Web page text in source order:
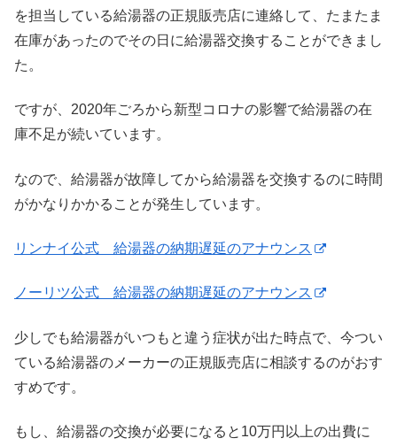
を担当している給湯器の正規販売店に連絡して、たまたま
在庫があったのでその日に給湯器交換することができまし
た。
ですが、2020年ごろから新型コロナの影響で給湯器の在
庫不足が続いています。
なので、給湯器が故障してから給湯器を交換するのに時間
がかなりかかることが発生しています。
リンナイ公式 給湯器の納期遅延のアナウンス
ノーリツ公式 給湯器の納期遅延のアナウンス
少しでも給湯器がいつもと違う症状が出た時点で、今つい
ている給湯器のメーカーの正規販売店に相談するのがおす
すめです。
もし、給湯器の交換が必要になると10万円以上の出費に